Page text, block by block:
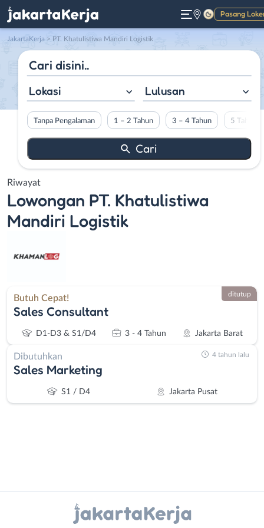
Pasang
Gelap
JakartaKerja > PT. Khatulistiwa Mandiri Logistik
Lokasi Lulusan
Tanpa Pengalaman 1 – 2 Tahun 3 – 4 Tahun 5 Tahun
Riwayat
Lowongan PT. Khatulistiwa
Mandiri Logistik
Butuh Cepat!
Sales Consultant
D1-D3 & S1/D4 3 - 4 Tahun Jakarta Barat
ditutup
Dibutuhkan
Sales Marketing
S1 / D4 Jakarta Pusat
4 tahun lalu
Gizi
Work)
X - Twitter Telegram
Kanal Lainnya..